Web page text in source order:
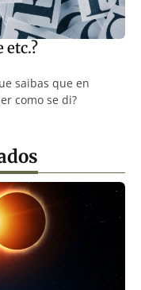
etc.?
saibas que en
como se di?